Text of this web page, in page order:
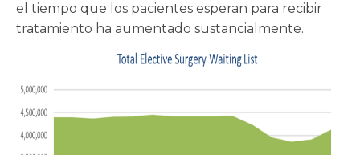
el tiempo que los pacientes esperan para recibir
tratamiento ha aumentado sustancialmente.